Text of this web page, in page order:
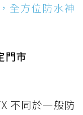
全方位防水神
門市
不同於一般防